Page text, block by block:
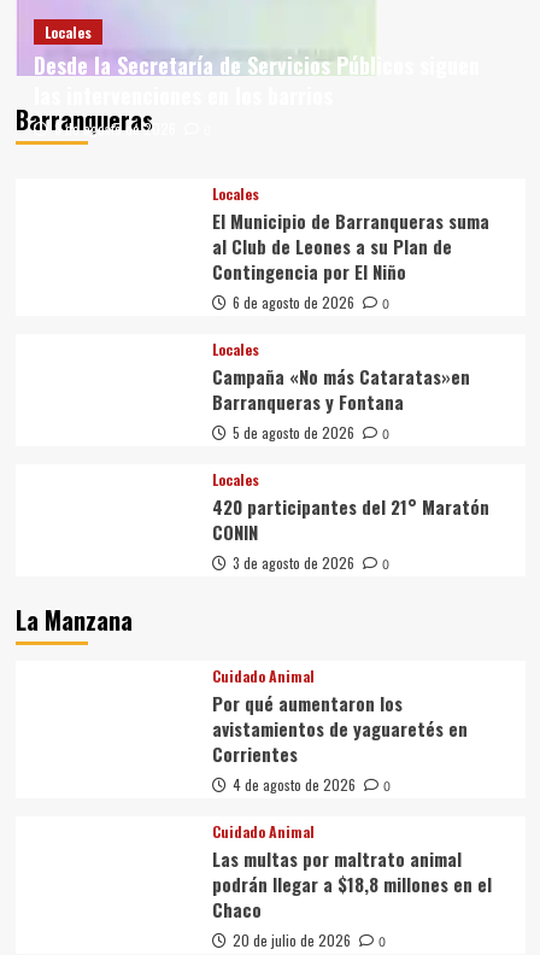
Barranqueras
Locales
Desde la Secretaría de Servicios Públicos siguen
8 de agosto de 2026
Locales
El Municipio de Barranqueras suma
al Club de Leones a su Plan de
Contingencia por El Niño
6 de agosto de 2026 0
Locales
Campaña «No más Cataratas»en
Barranqueras y Fontana
5 de agosto de 2026 0
Locales
420 participantes del 21° Maratón
CONIN
3 de agosto de 2026 0
La Manzana
Cuidado Animal
Por qué aumentaron los
avistamientos de yaguaretés en
Corrientes
4 de agosto de 2026 0
Cuidado Animal
Las multas por maltrato animal
podrán llegar a $18,8 millones en el
Chaco
20 de julio de 2026 0